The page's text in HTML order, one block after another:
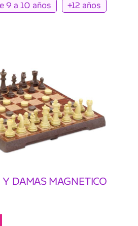
9 a 10 años +12 años
DAMAS MAGNETICO